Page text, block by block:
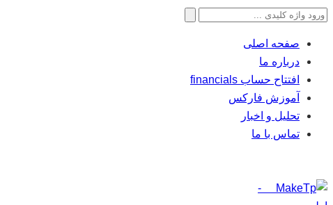
جستجو
صفحه اصلی
درباره ما
افتتاح حساب financials
آموزش فارکس
تحلیل و اخبار
تماس با ما